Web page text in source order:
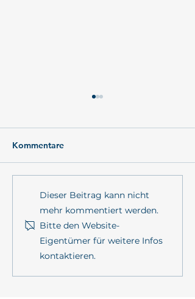
POSTKARTE AUS DEM
FELD: Wat is Wenn...?
Kommentare
Dieser Beitrag kann nicht
mehr kommentiert werden.
Bitte den Website-
Eigentümer für weitere Infos
kontaktieren.